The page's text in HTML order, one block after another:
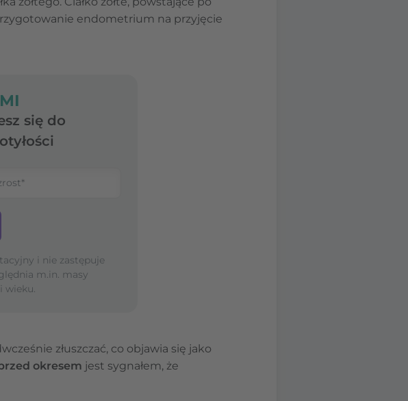
endometrium na przyjęcie
się do
i nie zastępuje
m.in. masy
wieku.
złuszczać, co objawia się jako
okresem jest sygnałem, że